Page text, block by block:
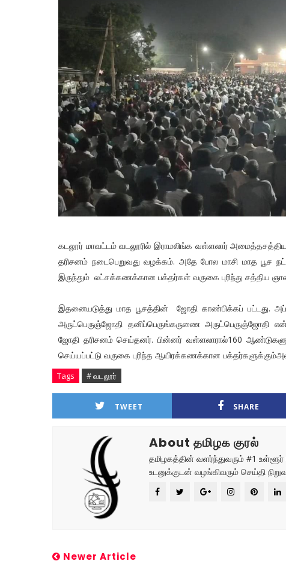
கடலூர் மாவட்டம் வடலூரில் இராமலிங்க வள்ளலார்
தரிசனம் நடைபெறுவது வழக்கம். அதே போல மாசி மாத பூச
இருந்தும் லட்சக்கணக்கான பக்தர்கள் வருகை புரிந்து சத்திய
இதனையடுத்து மாத பூசத்தின் ஜோதி காண்பிக்கப் பட்டது.
அருட்பெருஞ்ஜோதி தனிப்பெருங்கருணை அருட்பெருஞ்ஜோதி
ஜோதி தரிசனம் செய்தனர். பின்னர் வள்ளலாரால்160
செய்யப்பட்டு வருகை புரிந்த ஆயிரக்கணக்கான
Tags # வடலூர்
TWEET SHARE
About தமிழக குரல்
தமிழகத்தின் வளர்ந்துவரும் #1
உடனுக்குடன் வழங்கிவரும் செய்தி
Newer Article